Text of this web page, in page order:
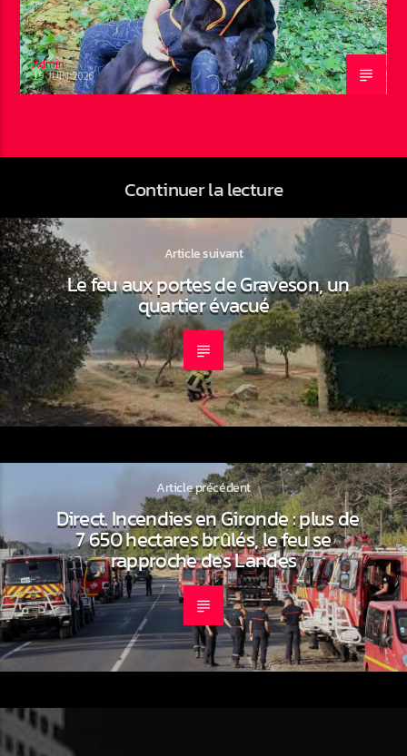
Admin
19 JUIN 2026
Continuer la lecture
Article suivant
Le feu aux portes de Graveson, un
quartier évacué
Article précédent
Direct. Incendies en Gironde : plus de
7 650 hectares brûlés, le feu se
rapproche des Landes